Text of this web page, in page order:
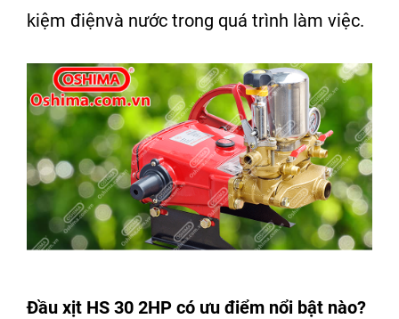
kiệm điệnvà nước trong quá trình làm việc.
Đầu xịt HS 30 2HP có ưu điểm nổi bật nào?